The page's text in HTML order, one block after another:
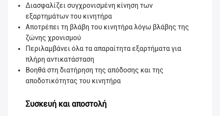
Διασφαλίζει συγχρονισμένη κίνηση των
εξαρτημάτων του κινητήρα
Αποτρέπει τη βλάβη του κινητήρα λόγω βλάβης της
ζώνης χρονισμού
Περιλαμβάνει όλα τα απαραίτητα εξαρτήματα για
πλήρη αντικατάσταση
Βοηθά στη διατήρηση της απόδοσης και της
αποδοτικότητας του κινητήρα
Συσκευή και αποστολή